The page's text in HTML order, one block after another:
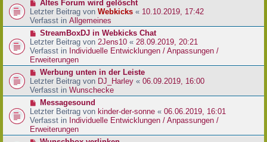
a
g
B
e
i
r
a
g
N
e
u
e
r
B
e
i
r
a
g
Altes Forum wird gelöscht
Letzter Beitrag von Webkicks « 10.10.2019, 17:42
Verfasst in Allgemeines
N
e
u
e
r
B
e
i
r
a
g
StreamBoxDJ in Webkicks Chat
Letzter Beitrag von 2Jens10 « 28.09.2019, 20:21
Verfasst in Individuelle Entwicklungen / Anpassungen /
Erweiterungen
N
e
u
e
r
B
e
i
Werbung unten in der Leiste
Letzter Beitrag von DJ_Harley « 06.09.2019, 16:00
Verfasst in Wunschecke
N
e
u
e
r
Messagesound
Letzter Beitrag von kinder-der-sonne « 06.06.2019, 16:01
Verfasst in Individuelle Entwicklungen / Anpassungen /
Erweiterungen